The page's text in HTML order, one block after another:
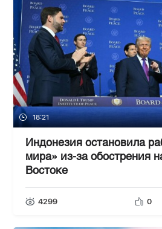
18:21
Индонезия остановила
мира» из-за обострения
Востоке
4299 0